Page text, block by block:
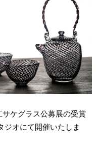
ケグラス公募展の受賞
ジオにて開催いたしま